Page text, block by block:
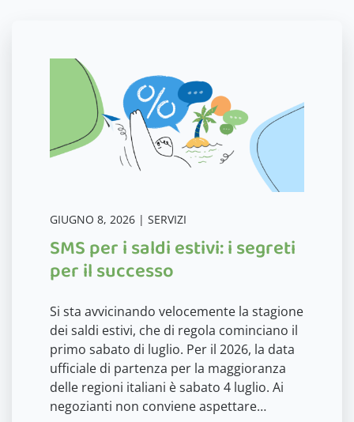
GIUGNO 8, 2026 | SERVIZI
SMS per i saldi estivi: i segreti
per il successo
Si sta avvicinando velocemente la stagione
dei saldi estivi, che di regola cominciano il
primo sabato di luglio. Per il 2026, la data
ufficiale di partenza per la maggioranza
delle regioni italiani è sabato 4 luglio. Ai
negozianti non conviene aspettare…